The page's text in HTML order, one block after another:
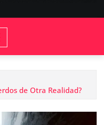
de Otra Realidad?